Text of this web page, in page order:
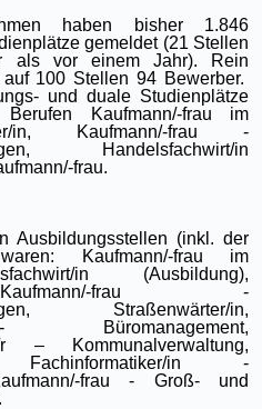
haben bisher 1.846
gemeldet (21 Stellen
als vor einem Jahr). Rein
100 Stellen 94 Bewerber.
und duale Studienplätze
Kaufmann/-frau im
in, Kaufmann/-frau -
Handelsfachwirt/in
frau.
Ausbildungsstellen (inkl. der
Kaufmann/-frau im
in (Ausbildung),
frau -
Straßenwärter/in,
r – Kommunalverwaltung,
Fachinformatiker/in -
frau - Groß- und